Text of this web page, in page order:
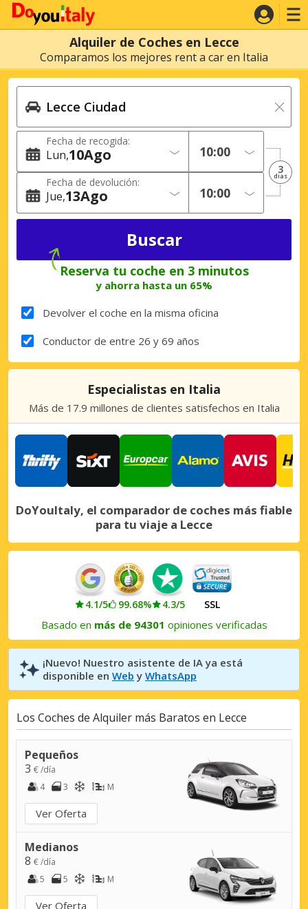
Alquiler de Coches en Lecce
Comparamos los mejores rent a car en Italia
Fecha de recogida:
Lun 10Ago
Fecha de devolución:
Jue 13Ago
3
dias
Reserva tu coche en 3 minutos
y ahorra hasta un 65%
Devolver el coche en la misma oficina
Conductor de entre 26 y 69 años
Especialistas en Italia
Más de 17.9 millones de clientes satisfechos en Italia
DoYouItaly, el comparador de coches más fiable
para tu viaje a Lecce
4.1/5 99.68% 4.3/5 SSL
Basado en más de 94301 opiniones verificadas
¡Nuevo! Nuestro asistente de IA ya está
disponible en Web y WhatsApp
Los Coches de Alquiler más Baratos en Lecce
Pequeños
3 € /día
4
3 M
Ver Oferta
Medianos
8 € /día
5
5 M
Ver Oferta